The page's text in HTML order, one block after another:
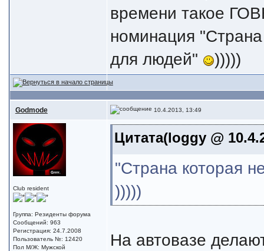
времени такое
номинация
для людей"
)))))
Godmode 10.4.2013, 13:49
Club resident
Группа: Резиденты форума
Сообщений: 963
Регистрация: 24.7.2008
Пользователь №: 12420
Пол М/Ж: Мужской
Цитата(loggy @
"Страна которая
)))))
На автовазе